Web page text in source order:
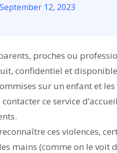
September 12, 2023
proches ou
confidentiel et
sur un enfant et
ce service
ces violences,
mains (comme on le voit